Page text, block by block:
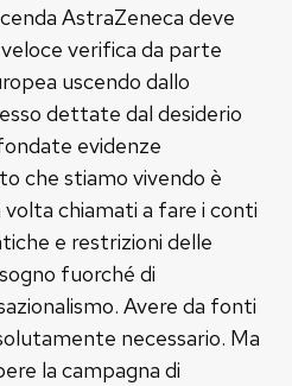
AstraZeneca deve
verifica da parte
uscendo dallo
dettate dal desiderio
evidenze
che stiamo vivendo è
chiamati a fare i conti
e restrizioni delle
fuorché di
Avere da fonti
necessario. Ma
la campagna di